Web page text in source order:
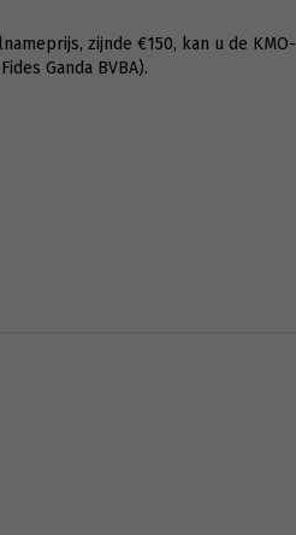
zijnde €150, kan u de KMO-
Ganda BVBA).